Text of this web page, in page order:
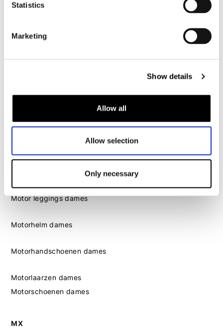
Statistics
Marketing
Show details
Allow all
Allow selection
Only necessary
Motorhandschoenen heren
Motorkleding dames
Motorbroek dames
Motor leggings dames
Motorhelm dames
Motorhandschoenen dames
Motorlaarzen dames
Motorschoenen dames
MX